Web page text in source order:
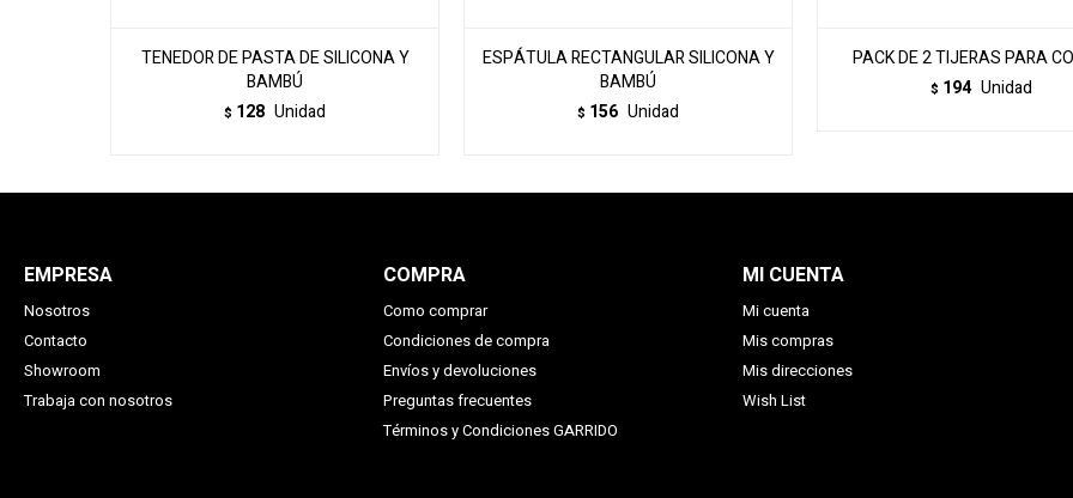
TENEDOR DE PASTA DE SILICONA Y
BAMBÚ
$ 128 Unidad
ESPÁTULA RECTANGULAR SILICONA Y
BAMBÚ
$ 156 Unidad
PACK DE 2 TIJERAS PARA
$ 194 Unidad
EMPRESA
Nosotros
Contacto
Showroom
Trabaja con nosotros
COMPRA
Como comprar
Condiciones de compra
Envíos y devoluciones
Preguntas frecuentes
Términos y Condiciones GARRIDO
MI CUENTA
Mi cuenta
Mis compras
Mis direcciones
Wish List